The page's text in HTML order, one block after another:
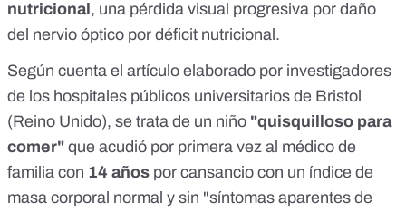
nutricional, una pérdida visual progresiva por daño
del nervio óptico por déficit nutricional.
Según cuenta el artículo elaborado por investigadores
de los hospitales públicos universitarios de Bristol
(Reino Unido), se trata de un niño "quisquilloso para
comer" que acudió por primera vez al médico de
familia con 14 años por cansancio con un índice de
masa corporal normal y sin "síntomas aparentes de